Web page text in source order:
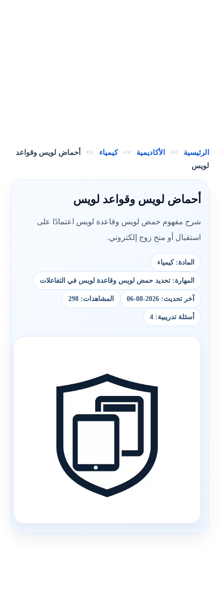
الرئيسية >> الأكاديمية >> كيمياء >>
أحماض لويس وقواعد
لويس
أحماض لويس وقواعد لويس
شرح مفهوم حمض لويس وقاعدة لويس اعتمادًا على
استقبال أو منح زوج إلكتروني.
المادة: كيمياء
المهارة: تحديد حمض لويس وقاعدة لويس في التفاعلات
آخر تحديث: 2026-08-06 المشاهدات: 298
أسئلة تدريبية: 4